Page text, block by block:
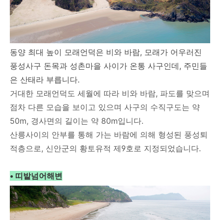
동양 최대 높이 모래언덕은 비와 바람, 모래가 어우러진
풍성사구 돈목과 성촌마을 사이가 온통 사구인데, 주민들
은 산태라 부릅니다.
거대한 모래언덕도 세월에 따라 비와 바람, 파도를 맞으며
점차 다른 모습을 보이고 있으며 사구의 수직구도는 약
50m, 경사면의 길이는 약 80m입니다.
산릉사이의 안부를 통해 가는 바람에 의해 형성된 풍성퇴
적층으로, 신안군의 황토유적 제9호로 지정되었습니다.
• 띠밭넘어해변